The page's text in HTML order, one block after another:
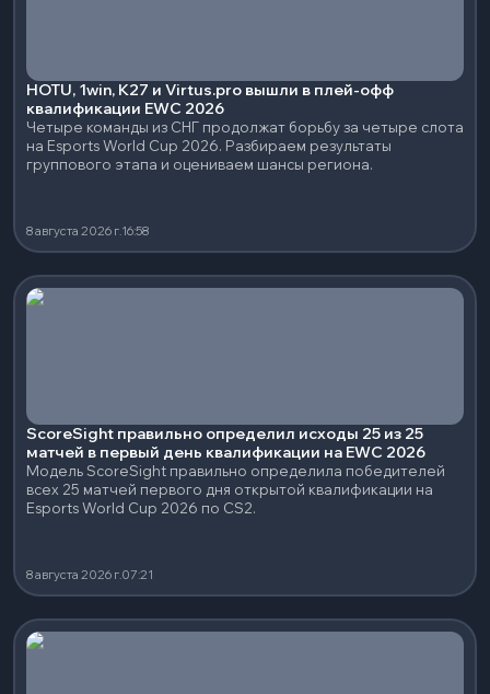
HOTU, 1win, K27 и Virtus.pro вышли в плей-офф
квалификации EWC 2026
Четыре команды из СНГ продолжат борьбу за четыре слота
на Esports World Cup 2026. Разбираем результаты
группового этапа и оцениваем шансы региона.
8 августа 2026 г.16:58
ScoreSight правильно определил исходы 25 из 25
матчей в первый день квалификации на EWC 2026
Модель ScoreSight правильно определила победителей
всех 25 матчей первого дня открытой квалификации на
Esports World Cup 2026 по CS2.
8 августа 2026 г.07:21